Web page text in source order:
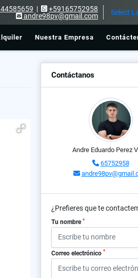
|
+59165752958
andre98pv@gmail.com
Select
Nuestra Empresa
Contáctanos
Andre Eduardo Perez
65752958
¿Prefieres que te
Tu nombre *
Correo electrónico *